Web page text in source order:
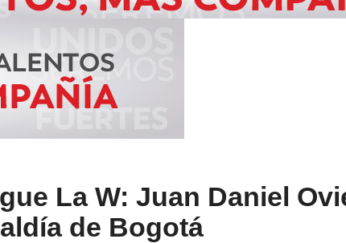
La W: Juan Daniel
de Bogotá